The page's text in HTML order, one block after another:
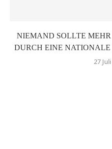
NIEMAND SOLLTE
DURCH EINE
27